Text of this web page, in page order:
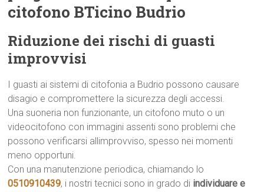
citofono BTicino Budrio
Riduzione dei rischi di guasti
improvvisi
I guasti ai sistemi di citofonia a Budrio possono causare
disagio e compromettere la sicurezza degli accessi.
Una suoneria non funzionante, un citofono muto o un
videocitofono con immagini assenti sono problemi che
possono verificarsi allimprovviso, spesso nei momenti
meno opportuni.
Con una manutenzione periodica, chiamando lo
0510910439, i nostri tecnici sono in grado di individuare e